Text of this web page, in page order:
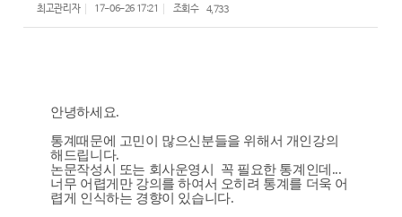
최고관리자 17-06-26 17:21 조회수 4,733
안녕하세요.
통계때문에 고민이 많으신분들을 위해서 개인강의
해드립니다.
논문작성시 또는 회사운영시 꼭 필요한 통계인데...
너무 어렵게만 강의를 하여서 오히려 통계를 더욱 어
렵게 인식하는 경향이 있습니다.